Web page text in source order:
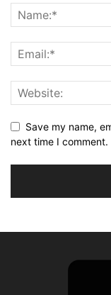
Save my name,
next time I comment.